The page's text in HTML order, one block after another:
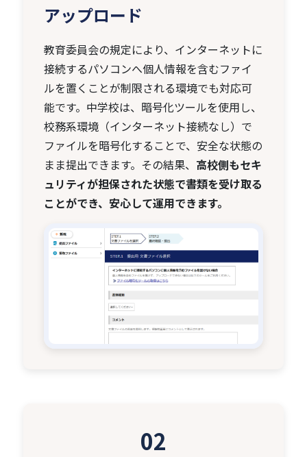
アップロード
教育委員会の規定により、インターネットに
接続するパソコンへ個人情報を含むファイ
ルを置くことが制限される環境でも対応可
能です。中学校は、暗号化ツールを使用し、
校務系環境（インターネット接続なし）で
ファイルを暗号化することで、安全な状態の
まま提出できます。その結果、 高校側もセキ
ュリティが担保された状態で書類を受け取る
ことができ、安心して運用できます。
02